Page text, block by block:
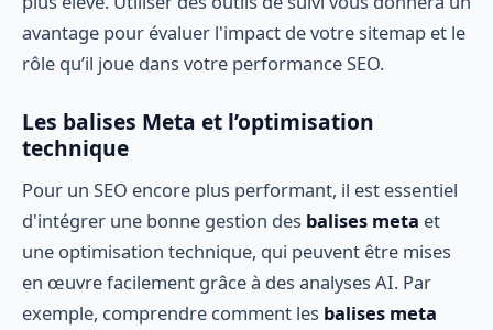
avantage pour évaluer l'impact de votre sitemap et le
rôle qu’il joue dans votre performance SEO.
Les balises Meta et l’optimisation
technique
Pour un SEO encore plus performant, il est essentiel
d'intégrer une bonne gestion des balises meta et
une optimisation technique, qui peuvent être mises
en œuvre facilement grâce à des analyses AI. Par
exemple, comprendre comment les balises meta